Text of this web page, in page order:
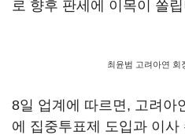
로 향후 판세에 이목이 쏠
최윤범 고려아연 회
8일 업계에 따르면, 고려아
에 집중투표제 도입과 이사